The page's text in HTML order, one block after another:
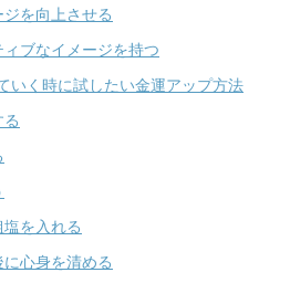
を向上させる
ブなイメージを持つ
いく時に試したい金運アップ方法
を入れる
心身を清める